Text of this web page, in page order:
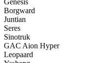
Genesis
Borgward
Juntian
Seres
Sinotruk
GAC Aion Hyper
Leopaard